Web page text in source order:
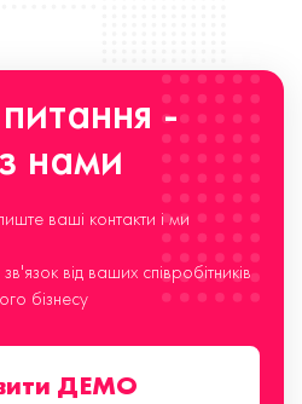
-
нами
ваші контакти і ми
від ваших співробітників
бізнесу
ДЕМО